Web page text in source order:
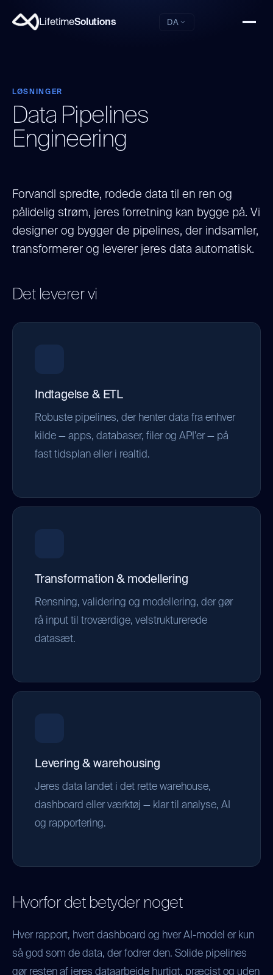
LifetimeSolutions DA
LØSNINGER
Data Pipelines
Engineering
Forvandl spredte, rodede data til en ren og
pålidelig strøm, jeres forretning kan bygge på. Vi
designer og bygger de pipelines, der indsamler,
transformerer og leverer jeres data automatisk.
Det leverer vi
Indtagelse & ETL
Robuste pipelines, der henter data fra enhver
kilde — apps, databaser, filer og API’er — på
fast tidsplan eller i realtid.
Transformation & modellering
Rensning, validering og modellering, der gør
rå input til troværdige, velstrukturerede
datasæt.
Levering & warehousing
Jeres data landet i det rette warehouse,
dashboard eller værktøj — klar til analyse, AI
og rapportering.
Hvorfor det betyder noget
Hver rapport, hvert dashboard og hver AI-model er kun
så god som de data, der fodrer den. Solide pipelines
gør resten af jeres dataarbejde hurtigt, præcist og uden